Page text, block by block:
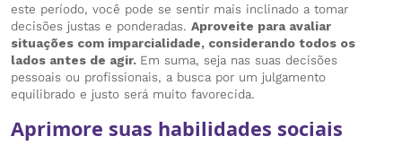
este período, você pode se sentir mais inclinado a tomar
decisões justas e ponderadas. Aproveite para avaliar
situações com imparcialidade, considerando todos os
lados antes de agir. Em suma, seja nas suas decisões
pessoais ou profissionais, a busca por um julgamento
equilibrado e justo será muito favorecida.
Aprimore suas habilidades sociais